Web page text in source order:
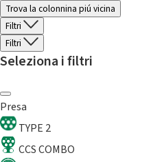
Trova la colonnina piú vicina
Filtri
Filtri
Seleziona i filtri
Presa
TYPE 2
CCS COMBO